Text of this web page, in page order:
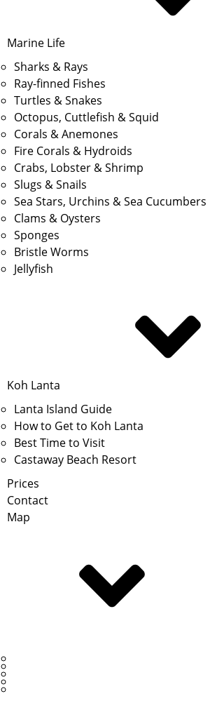
Marine Life
Sharks & Rays
Ray-finned Fishes
Turtles & Snakes
Octopus, Cuttlefish & Squid
Corals & Anemones
Fire Corals & Hydroids
Crabs, Lobster & Shrimp
Slugs & Snails
Sea Stars, Urchins & Sea Cucumbers
Clams & Oysters
Sponges
Bristle Worms
Jellyfish
Koh Lanta
Lanta Island Guide
How to Get to Koh Lanta
Best Time to Visit
Castaway Beach Resort
Prices
Contact
Map